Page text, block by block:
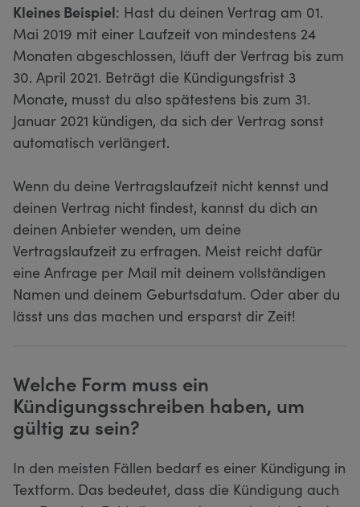
Kleines Beispiel: Hast du deinen Vertrag am 01.
Mai 2019 mit einer Laufzeit von mindestens 24
Monaten abgeschlossen, läuft der Vertrag bis zum
30. April 2021. Beträgt die Kündigungsfrist 3
Monate, musst du also spätestens bis zum 31.
Januar 2021 kündigen, da sich der Vertrag sonst
automatisch verlängert.
Wenn du deine Vertragslaufzeit nicht kennst und
deinen Vertrag nicht findest, kannst du dich an
deinen Anbieter wenden, um deine
Vertragslaufzeit zu erfragen. Meist reicht dafür
eine Anfrage per Mail mit deinem vollständigen
Namen und deinem Geburtsdatum. Oder aber du
lässt uns das machen und ersparst dir Zeit!
Welche Form muss ein
Kündigungsschreiben haben, um
gültig zu sein?
In den meisten Fällen bedarf es einer Kündigung in
Textform. Das bedeutet, dass die Kündigung auch